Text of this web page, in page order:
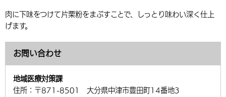
肉に下味をつけて片栗粉をまぶすことで、しっとり味わい深く仕上
げます。
お問い合わせ
地域医療対策課
住所： 〒871-8501 大分県中津市豊田町14番地3